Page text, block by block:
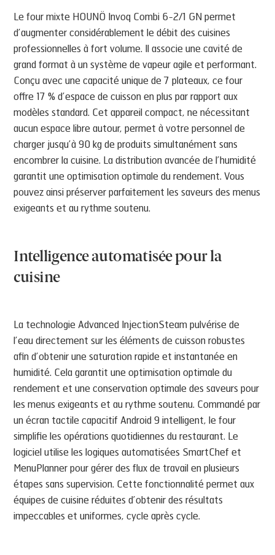
Le four mixte HOUNÖ Invoq Combi 6-2/1 GN permet
d’augmenter considérablement le débit des cuisines
professionnelles à fort volume. Il associe une cavité de
grand format à un système de vapeur agile et performant.
Conçu avec une capacité unique de 7 plateaux, ce four
offre 17 % d’espace de cuisson en plus par rapport aux
modèles standard. Cet appareil compact, ne nécessitant
aucun espace libre autour, permet à votre personnel de
charger jusqu’à 90 kg de produits simultanément sans
encombrer la cuisine. La distribution avancée de l’humidité
garantit une optimisation optimale du rendement. Vous
pouvez ainsi préserver parfaitement les saveurs des menus
exigeants et au rythme soutenu.
Intelligence automatisée pour la
cuisine
La technologie Advanced InjectionSteam pulvérise de
l’eau directement sur les éléments de cuisson robustes
afin d’obtenir une saturation rapide et instantanée en
humidité. Cela garantit une optimisation optimale du
rendement et une conservation optimale des saveurs pour
les menus exigeants et au rythme soutenu. Commandé par
un écran tactile capacitif Android 9 intelligent, le four
simplifie les opérations quotidiennes du restaurant. Le
logiciel utilise les logiques automatisées SmartChef et
MenuPlanner pour gérer des flux de travail en plusieurs
étapes sans supervision. Cette fonctionnalité permet aux
équipes de cuisine réduites d’obtenir des résultats
impeccables et uniformes, cycle après cycle.